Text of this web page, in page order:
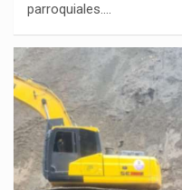
parroquiales.…